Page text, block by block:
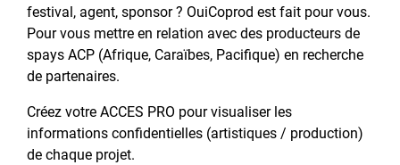
festival, agent, sponsor ? OuiCoprod est fait pour vous.
Pour vous mettre en relation avec des producteurs de
spays ACP (Afrique, Caraïbes, Pacifique) en recherche
de partenaires.
Créez votre ACCES PRO pour visualiser les
informations confidentielles (artistiques / production)
de chaque projet.